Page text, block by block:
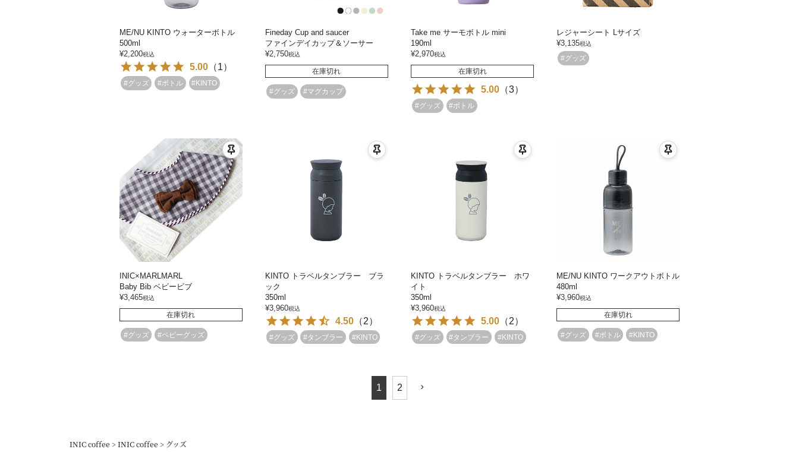
ME/NU KINTO ウォーターボトル
500ml
¥2,200税込
5.00（1）
#グッズ #ボトル #KINTO
Fineday Cup and saucer
ファインデイカップ＆ソーサー
¥2,750税込
在庫切れ
#グッズ #マグカップ
Take me サーモボトル mini
190ml
¥2,970税込
在庫切れ
5.00（3）
#グッズ #ボトル
レジャーシート Lサイズ
¥3,135税込
#グッズ
INIC×MARLMARL
Baby Bib ベビービブ
¥3,465税込
在庫切れ
#グッズ #ベビーグッズ
KINTO トラベルタンブラー ブラ
ック
350ml
¥3,960税込
4.50（2）
#グッズ #タンブラー #KINTO
KINTO トラベルタンブラー ホワ
イト
350ml
¥3,960税込
5.00（2）
#グッズ #タンブラー #KINTO
ME/NU KINTO ワークアウトボトル
480ml
¥3,960税込
在庫切れ
#グッズ #ボトル #KINTO
1 2
INIC coffee INIC coffee グッズ